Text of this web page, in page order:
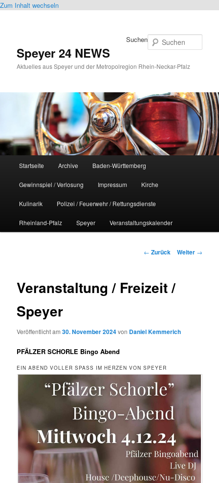
Zum Inhalt wechseln
Speyer 24 NEWS
Aktuelles aus Speyer und der Metropolregion Rhein-Neckar-Pfalz
Suchen
Startseite Archive Baden-Württemberg
Gewinnspiel / Verlosung Impressum Kirche
Kulinarik Polizei / Feuerwehr / Rettungsdienste
Rheinland-Pfalz Speyer Veranstaltungskalender
Beitrags-
← Zurück Weiter →
Veranstaltung / Freizeit /
Speyer
Veröffentlicht am30. November 2024von Daniel Kemmerich
PFÄLZER SCHORLE Bingo Abend
EIN ABEND VOLLER SPASS IM HERZEN VON SPEYER